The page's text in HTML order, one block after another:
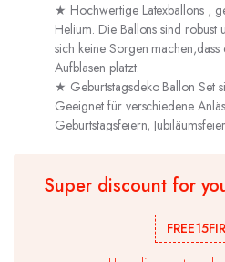
★ Hochwertige Latexballons ,
Helium. Die Ballons sind robust
sich keine Sorgen
Aufblasen platzt.
★ Geburtstagsdeko Ballon Set
Geeignet für verschiedene
Geburtstagsfeiern,
Super discount for